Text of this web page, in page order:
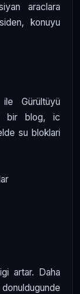
araclara
konuyu
ile Gürültüyü
bir blog, ic
su bloklari
artar. Daha